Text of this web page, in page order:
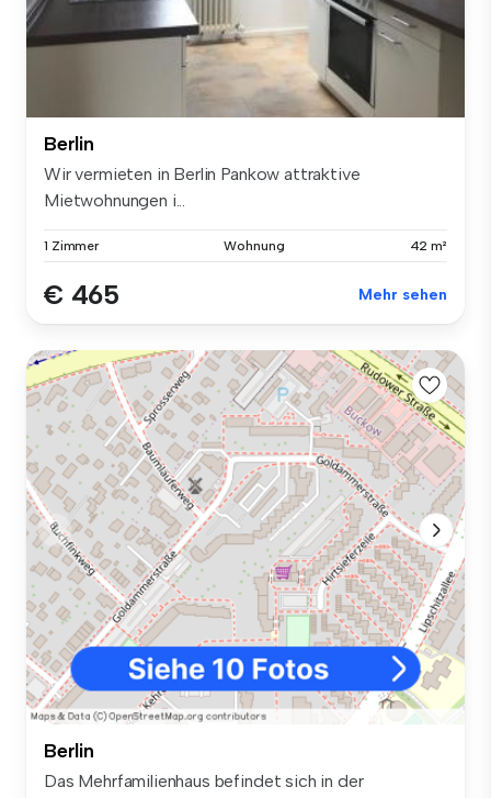
Berlin
Wir vermieten in Berlin Pankow attraktive
Mietwohnungen i...
1 Zimmer Wohnung 42 m²
€ 465 Mehr sehen
Berlin
Das Mehrfamilienhaus befindet sich in der